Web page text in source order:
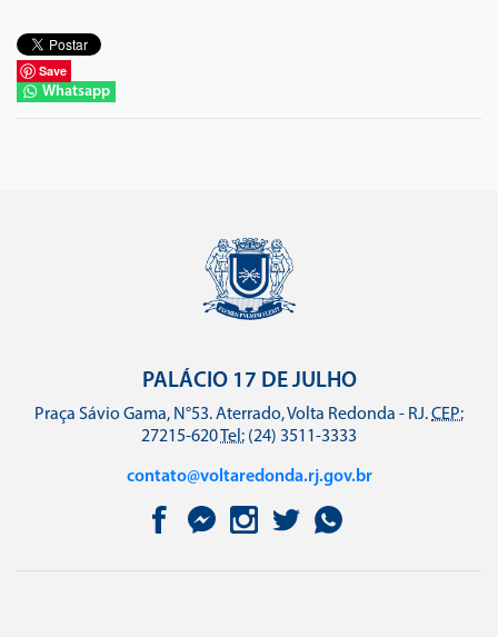
Save
Whatsapp
PALÁCIO 17 DE JULHO
Praça Sávio Gama, N°53. Aterrado, Volta Redonda - RJ.CEP:
27215-620Tel: (24) 3511-3333
contato@voltaredonda.rj.gov.br